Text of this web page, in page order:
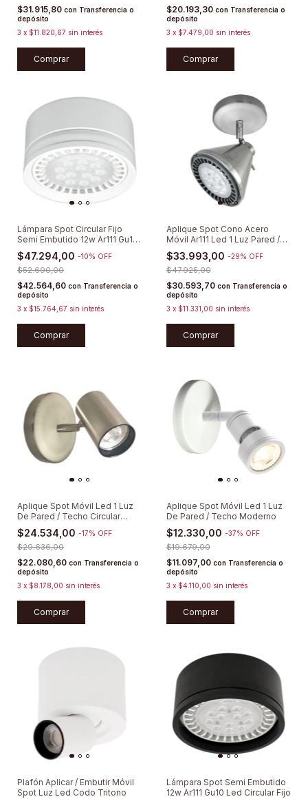
$31.915,80 con Transferencia o
depósito
3 x $11.820,67 sin interés
Comprar
$20.193,30 con Transferencia o
depósito
3 x $7.479,00 sin interés
Comprar
Lámpara Spot Circular Fijo
Semi Embutido 12w Ar111 Gu10
Led
$47.294,00 -10% OFF
$52.690,00
$42.564,60 con Transferencia o
depósito
3 x $15.764,67 sin interés
Comprar
Aplique Spot Cono Acero
Móvil Ar111 Led 1 Luz Pared /
Techo
$33.993,00 -29% OFF
$47.925,00
$30.593,70 con Transferencia o
depósito
3 x $11.331,00 sin interés
Comprar
Aplique Spot Móvil Led 1 Luz
De Pared / Techo Circular
Gu10
$24.534,00 -17% OFF
$29.636,00
$22.080,60 con Transferencia o
depósito
3 x $8.178,00 sin interés
Comprar
Aplique Spot Móvil Led 1 Luz
De Pared / Techo Moderno
$12.330,00 -37% OFF
$19.679,00
$11.097,00 con Transferencia o
depósito
3 x $4.110,00 sin interés
Comprar
Plafón Aplicar / Embutir Móvil
Spot Luz Led Codo Tritono
Lámpara Spot Semi Embutido
12w Ar111 Gu10 Led Circular Fijo